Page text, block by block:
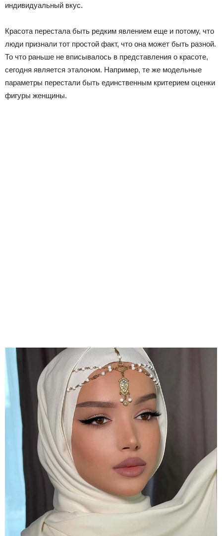
индивидуальный вкус.
Красота перестала быть редким явлением еще и потому, что
люди признали тот простой факт, что она может быть разной.
То что раньше не вписывалось в представления о красоте,
сегодня является эталоном. Например, те же модельные
параметры перестали быть единственным критерием оценки
фигуры женщины.